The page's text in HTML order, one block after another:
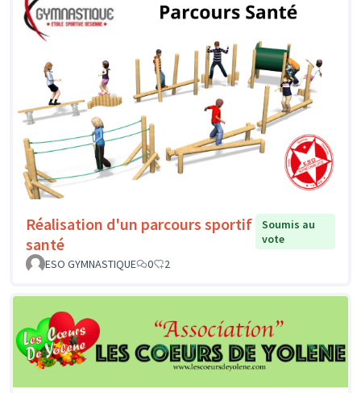
Réalisation d'un parcours sportif
santé
Soumis au
vote
ESO GYMNASTIQUE
0 2